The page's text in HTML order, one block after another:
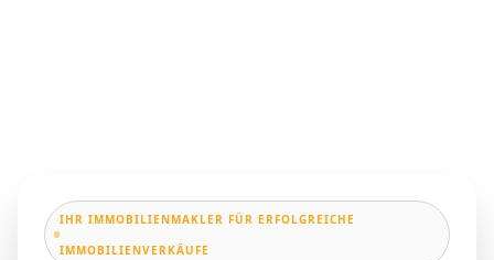
IHR IMMOBILIENMAKLER FÜR ERFOLGREICHE
IMMOBILIENVERKÄUFE